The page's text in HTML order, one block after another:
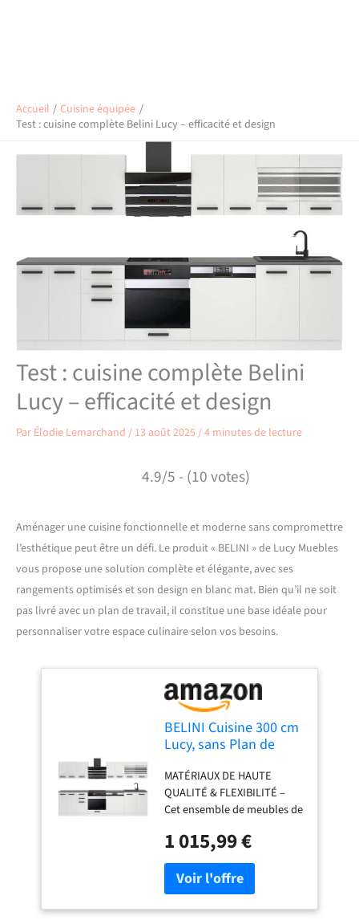
Accueil
Cuisine équipée
Test : cuisine complète Belini Lucy – efficacité et design
Test : cuisine complète Belini
Lucy – efficacité et design
Par Élodie Lemarchand / 13 août 2025/4 minutes de lecture
4.9/5 - (10 votes)
Aménager une cuisine fonctionnelle et moderne sans compromettre
l’esthétique peut être un défi. Le produit « BELINI » de Lucy Muebles
vous propose une solution complète et élégante, avec ses
rangements optimisés et son design en blanc mat. Bien qu’il ne soit
pas livré avec un plan de travail, il constitue une base idéale pour
personnaliser votre espace culinaire selon vos besoins.
BELINI Cuisine 300 cm
Lucy, sans Plan de
MATÉRIAUX DE HAUTE
QUALITÉ & FLEXIBILITÉ –
Cet ensemble de meubles de
panneaux décoratifs
Econatura durables, séduit
par sa stabilité et sa finition
haut de gamme. Tous les
éléments sont modulables
1 015,99 €